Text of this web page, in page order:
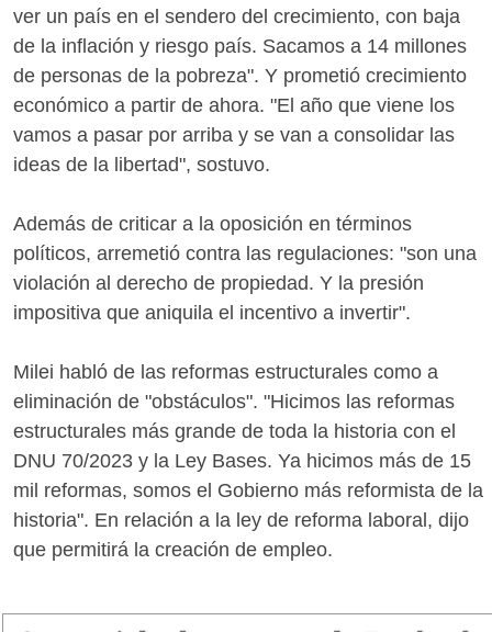
ver un país en el sendero del crecimiento, con baja
de la inflación y riesgo país. Sacamos a 14 millones
de personas de la pobreza". Y prometió crecimiento
económico a partir de ahora. "El año que viene los
vamos a pasar por arriba y se van a consolidar las
ideas de la libertad", sostuvo.
Además de criticar a la oposición en términos
políticos, arremetió contra las regulaciones: "son una
violación al derecho de propiedad. Y la presión
impositiva que aniquila el incentivo a invertir".
Milei habló de las reformas estructurales como a
eliminación de "obstáculos". "Hicimos las reformas
estructurales más grande de toda la historia con el
DNU 70/2023 y la Ley Bases. Ya hicimos más de 15
mil reformas, somos el Gobierno más reformista de la
historia". En relación a la ley de reforma laboral, dijo
que permitirá la creación de empleo.